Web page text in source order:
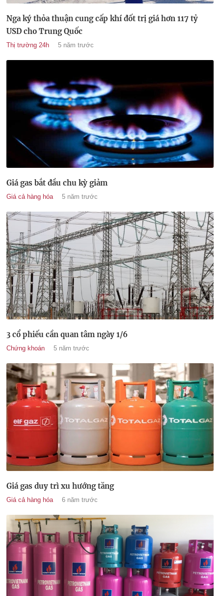
Nga ký thỏa thuận cung cấp khí đốt trị giá hơn 117 tỷ
USD cho Trung Quốc
Thị trường 24h 5 năm trước
Giá gas bắt đầu chu kỳ giảm
Giá cả hàng hóa 5 năm trước
3 cổ phiếu cần quan tâm ngày 1/6
Chứng khoán 5 năm trước
Giá gas duy trì xu hướng tăng
Giá cả hàng hóa 6 năm trước